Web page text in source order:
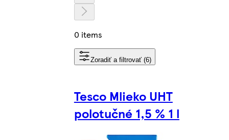
0 items
Zoradiť a filtrovať (6)
Tesco Mlieko UHT
polotučné 1,5 % 1 l